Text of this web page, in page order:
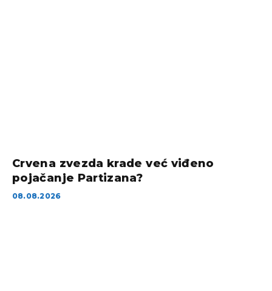
Crvena zvezda krade već viđeno
pojačanje Partizana?
08.08.2026